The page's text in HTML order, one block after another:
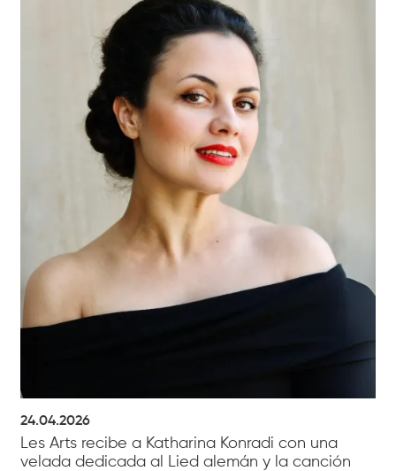
24.04.2026
Les Arts recibe a Katharina Konradi con una
velada dedicada al Lied alemán y la canción